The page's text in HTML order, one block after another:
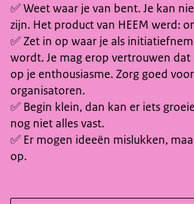
✅ Weet waar je van bent. Je kan
zijn. Het product van HEEM werd:
✅ Zet in op waar je als
wordt. Je mag erop vertrouwen
op je enthousiasme. Zorg goed
organisatoren.
✅ Begin klein, dan kan er iets
nog niet alles vast.
✅ Er mogen ideeën mislukken,
op.